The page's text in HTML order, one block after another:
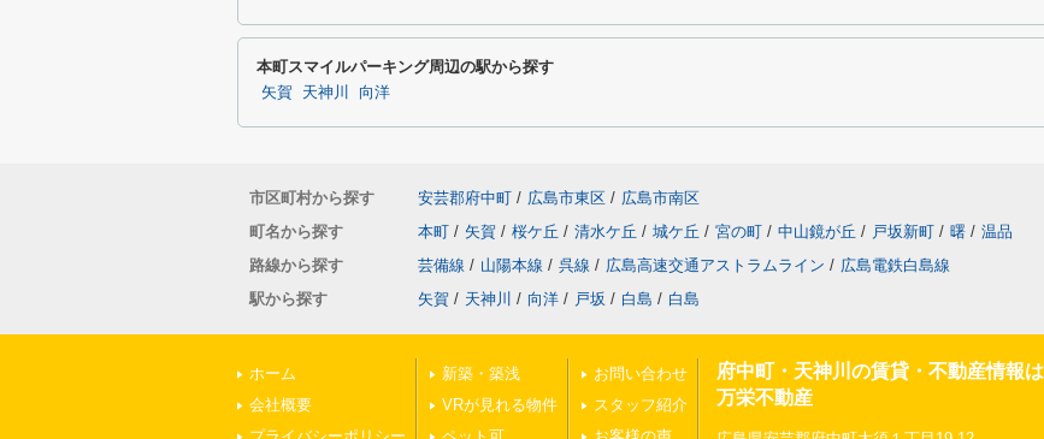
本町スマイルパーキング周辺の駅から探す
矢賀 天神川 向洋
市区町村から探す 安芸郡府中町 / 広島市東区 / 広島市南区
町名から探す
本町 / 矢賀 / 桜ケ丘 / 清水ケ丘 / 城ケ丘 / 宮の町 / 中山鏡が丘 / 戸坂新町 / 曙 / 温品
路線から探す
芸備線 / 山陽本線 / 呉線 / 広島高速交通アストラムライン / 広島電鉄白島線
駅から探す
矢賀 / 天神川 / 向洋 / 戸坂 / 白島 / 白島
ホーム
会社概要
新築・築浅
VRが見れる物件
お問い合わせ
スタッフ紹介
府中町・天神川の賃貸・不動産情報は
万栄不動産